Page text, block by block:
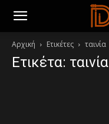
Αρχική Ετικέτες ταινία
Ετικέτα: ταινία